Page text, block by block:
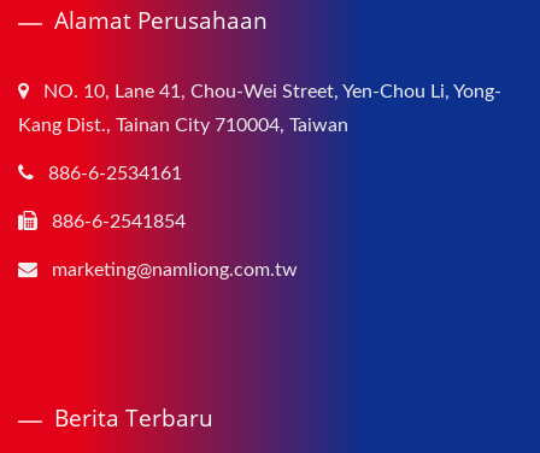
Alamat Perusahaan
NO. 10, Lane 41, Chou-Wei Street, Yen-Chou Li, Yong-
Kang Dist., Tainan City 710004, Taiwan
886-6-2534161
886-6-2541854
marketing@namliong.com.tw
Berita Terbaru